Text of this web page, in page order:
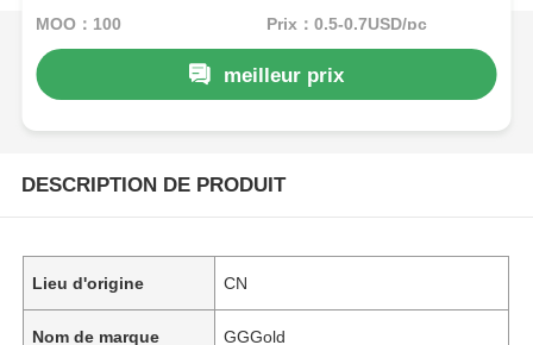
MOQ：100 Prix：0.5-0.7USD/pc
meilleur prix
DESCRIPTION DE PRODUIT
Lieu d'origine CN
Nom de marque GGGold